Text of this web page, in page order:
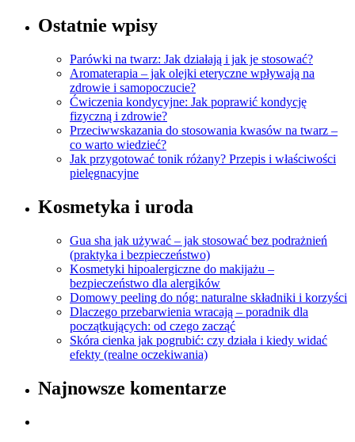
Ostatnie wpisy
Parówki na twarz: Jak działają i jak je stosować?
Aromaterapia – jak olejki eteryczne wpływają na
zdrowie i samopoczucie?
Ćwiczenia kondycyjne: Jak poprawić kondycję
fizyczną i zdrowie?
Przeciwwskazania do stosowania kwasów na twarz –
co warto wiedzieć?
Jak przygotować tonik różany? Przepis i właściwości
pielęgnacyjne
Kosmetyka i uroda
Gua sha jak używać – jak stosować bez podrażnień
(praktyka i bezpieczeństwo)
Kosmetyki hipoalergiczne do makijażu –
bezpieczeństwo dla alergików
Domowy peeling do nóg: naturalne składniki i korzyści
Dlaczego przebarwienia wracają – poradnik dla
początkujących: od czego zacząć
Skóra cienka jak pogrubić: czy działa i kiedy widać
efekty (realne oczekiwania)
Najnowsze komentarze